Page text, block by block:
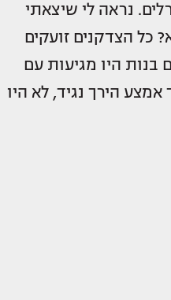
נראה לי שיצאתי
כל הצדקנים זועקים
היו מגיעות עם
הירך נגיד, לא היו